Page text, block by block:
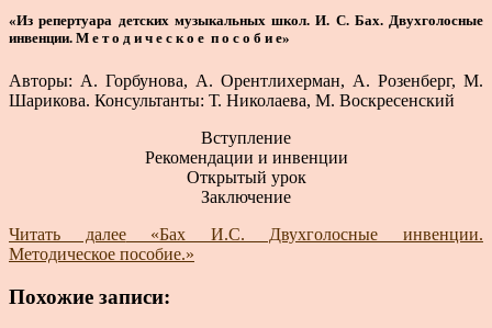
«Из репертуара детских музыкальных школ. И. С. Бах. Двухголосные
инвенции. М е т о д и ч е с к о е п о с о б и е»
Авторы: А. Горбунова, А. Орентлихерман, А. Розенберг, М.
Шарикова. Консультанты: Т. Николаева, М. Воскресенский
Вступление
Рекомендации и инвенции
Открытый урок
Заключение
Читать далее«Бах И.С. Двухголосные инвенции.
Методическое пособие.»
Похожие записи: